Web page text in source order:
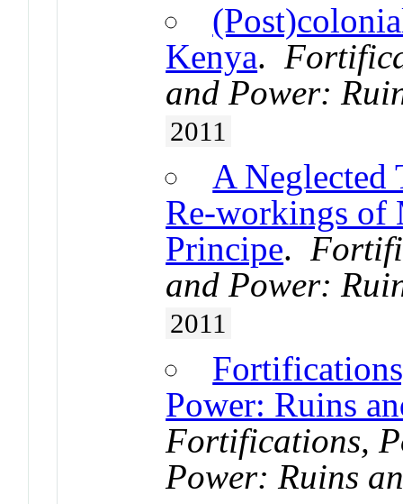
Kenya.
and Power:
2011
A Neglected
Re-workings of
Principe.
and Power:
2011
Power: Ruins
Fortifications,
Power: Ruins